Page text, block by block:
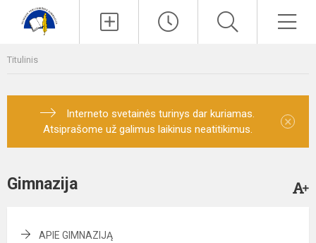
Titulinis
Interneto svetainės turinys dar kuriamas.
Atsiprašome už galimus laikinus neatitikimus.
×
Gimnazija
APIE GIMNAZIJĄ